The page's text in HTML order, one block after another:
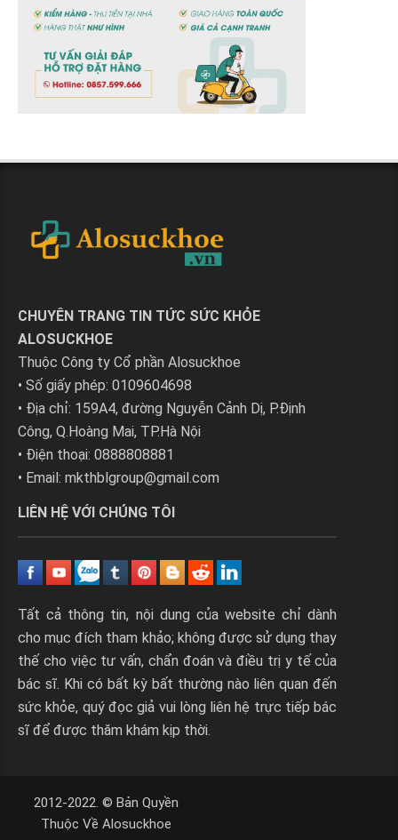
CHUYÊN TRANG TIN TỨC SỨC KHỎE
ALOSUCKHOE
Thuộc Công ty Cổ phần Alosuckhoe
• Số giấy phép: 0109604698
• Địa chỉ: 159A4, đường Nguyễn Cảnh Dị, P.Định
Công, Q.Hoàng Mai, TP.Hà Nội
• Điện thoại: 0888808881
• Email: mkthblgroup@gmail.com
LIÊN HỆ VỚI CHÚNG TÔI
Tất cả thông tin, nội dung của website chỉ dành
cho mục đích tham khảo; không được sử dụng thay
thế cho việc tư vấn, chẩn đoán và điều trị y tế của
bác sĩ. Khi có bất kỳ bất thường nào liên quan đến
sức khỏe, quý đọc giả vui lòng liên hệ trực tiếp bác
sĩ để được thăm khám kịp thời.
2012-2022. © Bản Quyền
Thuộc Về Alosuckhoe